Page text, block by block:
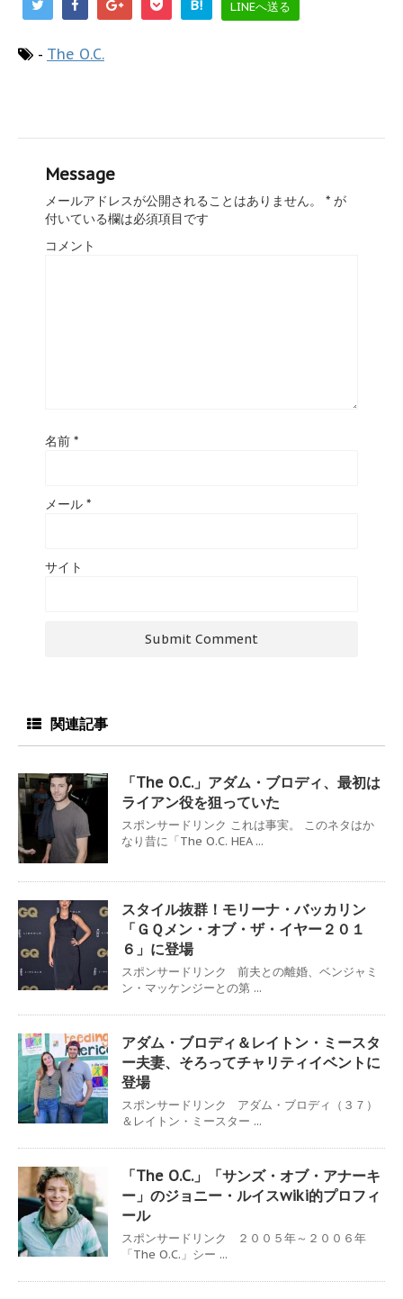
B! LINEへ送る
- The O.C.
Message
メールアドレスが公開されることはありません。 * が
付いている欄は必須項目です
コメント
名前 *
メール *
サイト
関連記事
「The O.C.」アダム・ブロディ、最初は
ライアン役を狙っていた
スポンサードリンク これは事実。 このネタはか
なり昔に「The O.C. HEA ...
スタイル抜群！モリーナ・バッカリン
「ＧＱメン・オブ・ザ・イヤー２０１
６」に登場
スポンサードリンク 前夫との離婚、ベンジャミ
ン・マッケンジーとの第 ...
アダム・ブロディ＆レイトン・ミースタ
ー夫妻、そろってチャリティイベントに
登場
スポンサードリンク アダム・ブロディ（３７）
＆レイトン・ミースター ...
「The O.C.」「サンズ・オブ・アナーキ
ー」のジョニー・ルイスwiki的プロフィ
ール
スポンサードリンク ２００５年～２００６年
「The O.C.」シー ...